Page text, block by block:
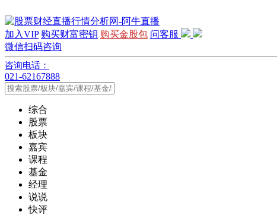
加入VIP 购买财富密钥 购买金股包 问客服
微信扫码咨询
咨询电话：
021-62167888
综合
股票
板块
嘉宾
课程
基金
经理
说说
快评